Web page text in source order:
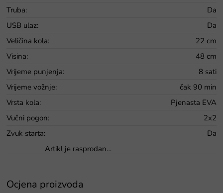
Truba:
Da
USB ulaz:
Da
Veličina kola:
22 cm
Visina:
48 cm
Vrijeme punjenja:
8 sati
Vrijeme vožnje:
čak 90 min
Vrsta kola:
Pjenasta EVA
Vučni pogon:
2x2
Zvuk starta:
Da
Artikl je rasprodan…
Ocjena proizvoda